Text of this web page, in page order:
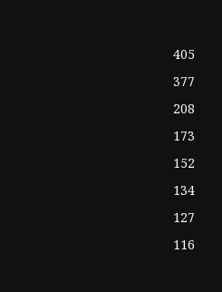
405
377
208
173
152
134
127
116